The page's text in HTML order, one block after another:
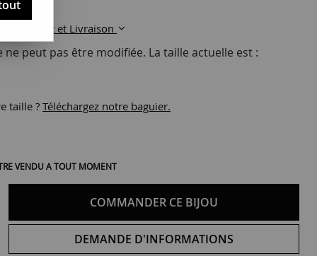
Paiement et Livraison
ne peut pas être modifiée. La taille actuelle est :
taille ? Téléchargez notre baguier.
VENDU A TOUT MOMENT
COMMANDER CE BIJOU
DEMANDE D'INFORMATIONS